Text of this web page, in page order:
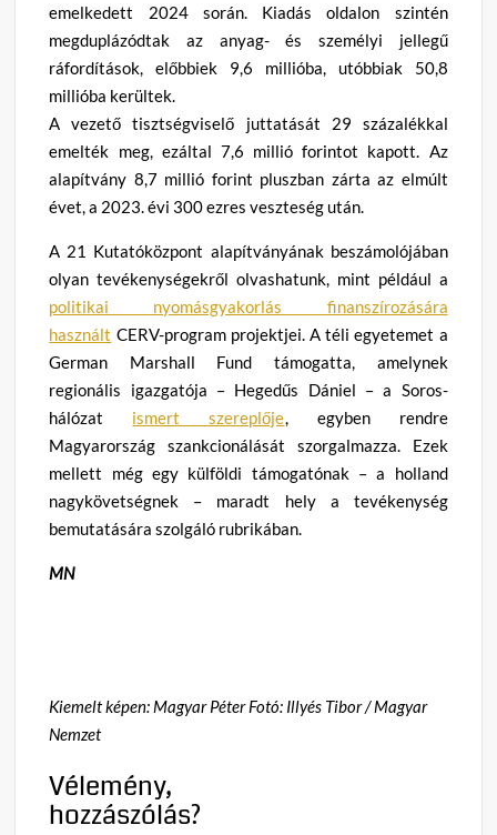
emelkedett 2024 során. Kiadás oldalon szintén
megduplázódtak az anyag- és személyi jellegű
ráfordítások, előbbiek 9,6 millióba, utóbbiak 50,8
millióba kerültek.
A vezető tisztségviselő juttatását 29 százalékkal
emelték meg, ezáltal 7,6 millió forintot kapott. Az
alapítvány 8,7 millió forint pluszban zárta az elmúlt
évet, a 2023. évi 300 ezres veszteség után.
A 21 Kutatóközpont alapítványának beszámolójában
olyan tevékenységekről olvashatunk, mint például a
politikai nyomásgyakorlás finanszírozására
használt CERV-program projektjei. A téli egyetemet a
German Marshall Fund támogatta, amelynek
regionális igazgatója – Hegedűs Dániel – a Soros-
hálózat ismert szereplője, egyben rendre
Magyarország szankcionálását szorgalmazza. Ezek
mellett még egy külföldi támogatónak – a holland
nagykövetségnek – maradt hely a tevékenység
bemutatására szolgáló rubrikában.
MN
Kiemelt képen: Magyar Péter Fotó: Illyés Tibor / Magyar
Nemzet
Vélemény,
hozzászólás?